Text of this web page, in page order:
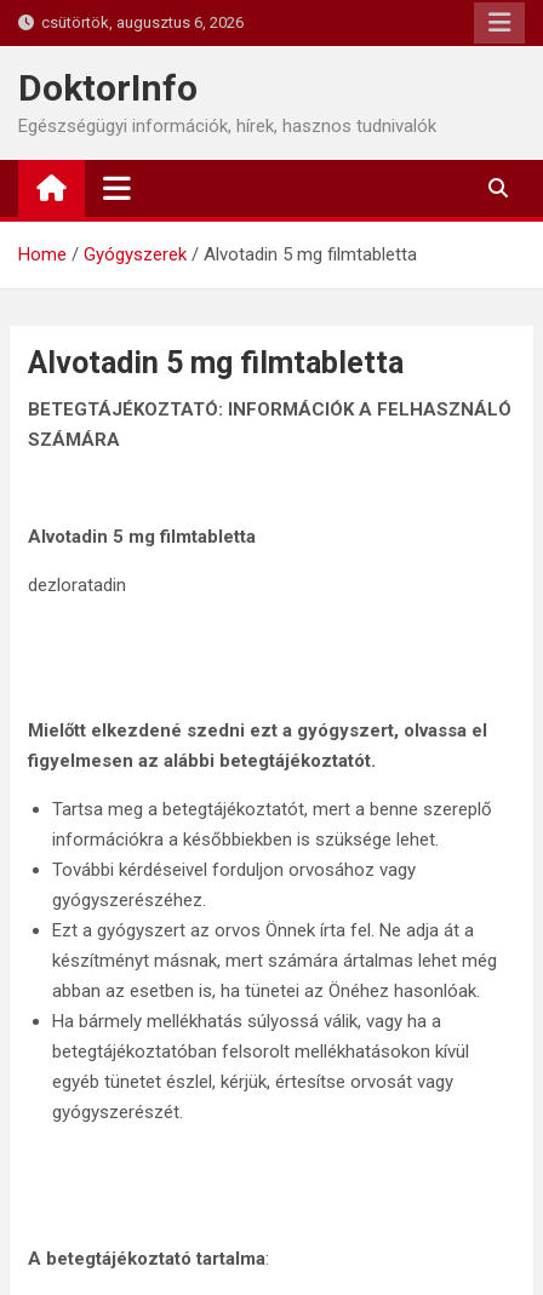
Skip
to
content
csütörtök, augusztus 6, 2026
DoktorInfo
Egészségügyi információk, hírek, hasznos tudnivalók
Home Gyógyszerek Alvotadin 5 mg filmtabletta
Alvotadin 5 mg filmtabletta
BETEGTÁJÉKOZTATÓ: INFORMÁCIÓK A FELHASZNÁLÓ
SZÁMÁRA
Alvotadin 5 mg filmtabletta
dezloratadin
Mielőtt elkezdené szedni ezt a gyógyszert, olvassa el
figyelmesen az alábbi betegtájékoztatót.
Tartsa meg a betegtájékoztatót, mert a benne szereplő
információkra a későbbiekben is szüksége lehet.
További kérdéseivel forduljon orvosához vagy
gyógyszerészéhez.
Ezt a gyógyszert az orvos Önnek írta fel. Ne adja át a
készítményt másnak, mert számára ártalmas lehet még
abban az esetben is, ha tünetei az Önéhez hasonlóak.
Ha bármely mellékhatás súlyossá válik, vagy ha a
betegtájékoztatóban felsorolt mellékhatásokon kívül
egyéb tünetet észlel, kérjük, értesítse orvosát vagy
gyógyszerészét.
A betegtájékoztató tartalma: